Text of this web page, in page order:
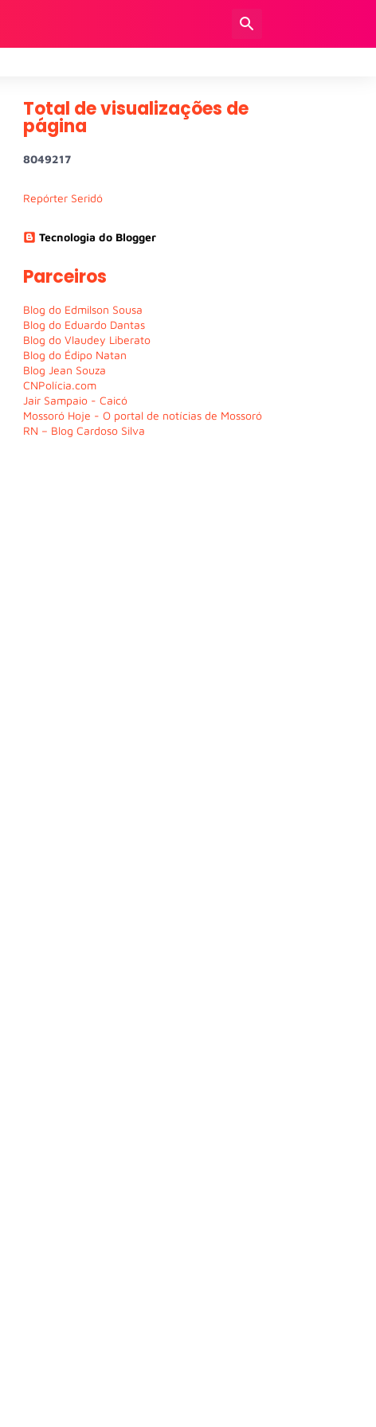
Total de visualizações de
página
8049217
Repórter Seridó
Tecnologia do Blogger
Parceiros
Blog do Edmilson Sousa
Blog do Eduardo Dantas
Blog do Vlaudey Liberato
Blog do Édipo Natan
Blog Jean Souza
CNPolícia.com
Jair Sampaio - Caicó
Mossoró Hoje - O portal de notícias de Mossoró
RN – Blog Cardoso Silva